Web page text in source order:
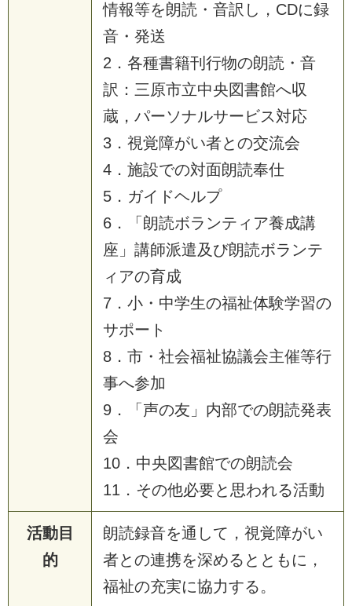
情報等を朗読・音訳し，CDに録
音・発送
2．各種書籍刊行物の朗読・音
訳：三原市立中央図書館へ収
蔵，パーソナルサービス対応
3．視覚障がい者との交流会
4．施設での対面朗読奉仕
5．ガイドヘルプ
6．「朗読ボランティア養成講
座」講師派遣及び朗読ボランテ
ィアの育成
7．小・中学生の福祉体験学習の
サポート
8．市・社会福祉協議会主催等行
事へ参加
9．「声の友」内部での朗読発表
会
10．中央図書館での朗読会
11．その他必要と思われる活動
活動目
的
朗読録音を通して，視覚障がい
者との連携を深めるとともに，
福祉の充実に協力する。